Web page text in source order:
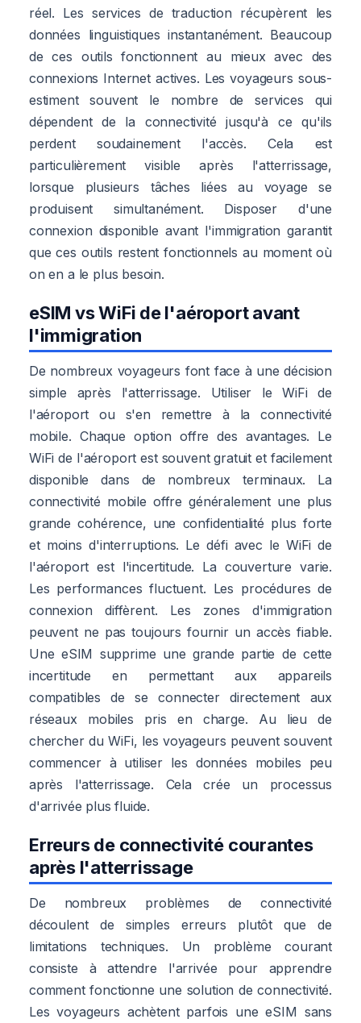
réel. Les services de traduction récupèrent les
données linguistiques instantanément. Beaucoup
de ces outils fonctionnent au mieux avec des
connexions Internet actives. Les voyageurs sous-
estiment souvent le nombre de services qui
dépendent de la connectivité jusqu'à ce qu'ils
perdent soudainement l'accès. Cela est
particulièrement visible après l'atterrissage,
lorsque plusieurs tâches liées au voyage se
produisent simultanément. Disposer d'une
connexion disponible avant l'immigration garantit
que ces outils restent fonctionnels au moment où
on en a le plus besoin.
eSIM vs WiFi de l'aéroport avant
l'immigration
De nombreux voyageurs font face à une décision
simple après l'atterrissage. Utiliser le WiFi de
l'aéroport ou s'en remettre à la connectivité
mobile. Chaque option offre des avantages. Le
WiFi de l'aéroport est souvent gratuit et facilement
disponible dans de nombreux terminaux. La
connectivité mobile offre généralement une plus
grande cohérence, une confidentialité plus forte
et moins d'interruptions. Le défi avec le WiFi de
l'aéroport est l'incertitude. La couverture varie.
Les performances fluctuent. Les procédures de
connexion diffèrent. Les zones d'immigration
peuvent ne pas toujours fournir un accès fiable.
Une eSIM supprime une grande partie de cette
incertitude en permettant aux appareils
compatibles de se connecter directement aux
réseaux mobiles pris en charge. Au lieu de
chercher du WiFi, les voyageurs peuvent souvent
commencer à utiliser les données mobiles peu
après l'atterrissage. Cela crée un processus
d'arrivée plus fluide.
Erreurs de connectivité courantes
après l'atterrissage
De nombreux problèmes de connectivité
découlent de simples erreurs plutôt que de
limitations techniques. Un problème courant
consiste à attendre l'arrivée pour apprendre
comment fonctionne une solution de connectivité.
Les voyageurs achètent parfois une eSIM sans